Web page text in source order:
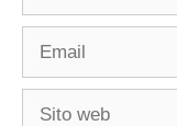
Email
Sito